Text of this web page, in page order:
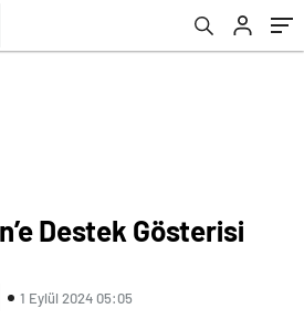
Destek Gösterisi
1 Eylül 2024 05:05